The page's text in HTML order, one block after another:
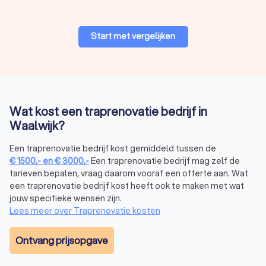
geluid, dus een antisliplaag of demping maakt de trap
Pvc Dempend Eenvoudig
Laminaat Gehorig Eenvoudig
Hout Gemiddeld
Leer Stil
Start met vergelijken
Wat kost een traprenovatie bedrijf in
Waalwijk?
Een traprenovatie bedrijf kost gemiddeld tussen de
€1500,- en€3000,-Een traprenovatie bedrijf mag zelf de
tarieven bepalen, vraag daarom vooraf een offerte aan. Wat
een traprenovatie bedrijf kost heeft ook te maken met wat
jouw specifieke wensen zijn.
Lees meer over Traprenovatie kosten
Ontvang prijsopgave